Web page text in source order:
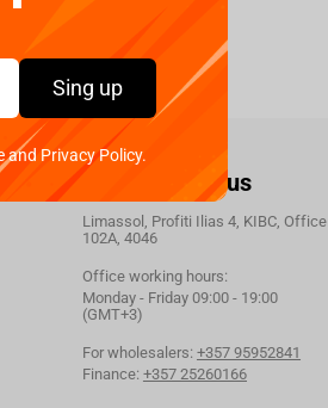
Contactez-nous
Limassol, Profiti Ilias 4, KIBC, Office
102A, 4046
Office working hours:
Monday - Friday 09:00 - 19:00
(GMT+3)
For wholesalers: +357 95952841
Finance: +357 25260166
Sing up
and Privacy Policy.